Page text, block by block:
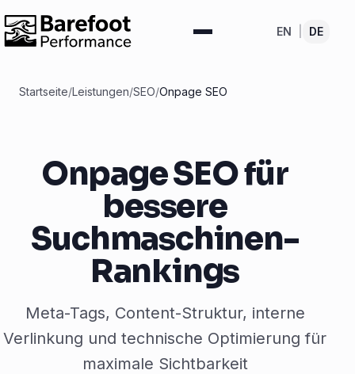
EN DE
Startseite/Leistungen/SEO/Onpage SEO
Onpage SEO für
bessere
Suchmaschinen-
Rankings
Meta-Tags, Content-Struktur, interne
Verlinkung und technische Optimierung für
maximale Sichtbarkeit